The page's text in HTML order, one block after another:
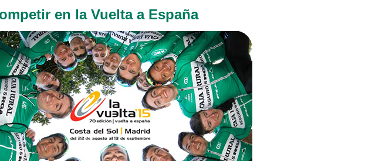
en la Vuelta a España